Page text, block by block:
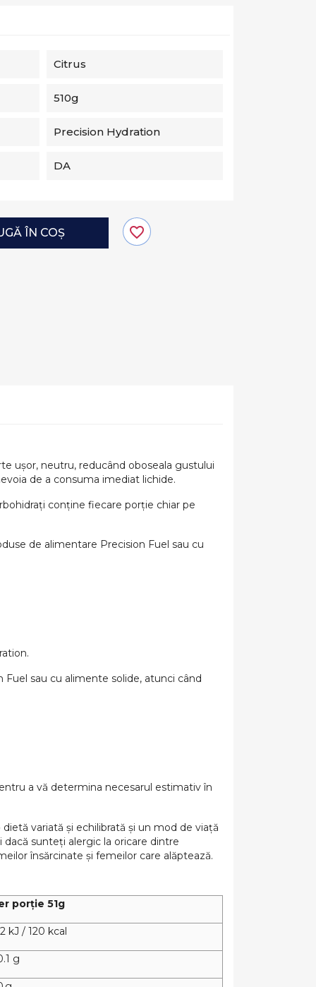
Citrus
510g
Precision Hydration
DA
ÎN COȘ favorite_border
ușor, neutru, reducând oboseala gustului
de a consuma imediat lichide.
conține fiecare porție chiar pe
de alimentare Precision Fuel sau cu
sau cu alimente solide, atunci când
a vă determina necesarul estimativ în
variată și echilibrată și un mod de viață
sunteți alergic la oricare dintre
însărcinate și femeilor care alăptează.
porție 51g
kJ / 120 kcal
g